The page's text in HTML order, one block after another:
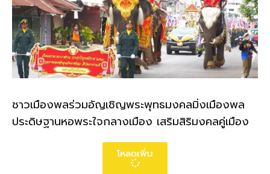
ชาวเมืองพลร่วมอัญเชิญพระพุทธมงคลมิ่งเมืองพล
ประดิษฐานหอพระใจกลางเมือง เสริมสิริมงคลคู่เมือง
โหลดเพิ่ม